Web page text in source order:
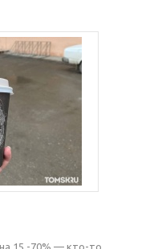
15 -70% — кто-то